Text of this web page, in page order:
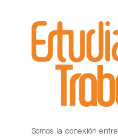
Somos la conexión entre